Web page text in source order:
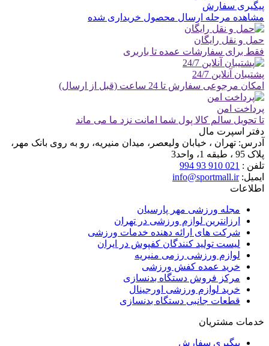
پیگیری سفارش
مشاهده مرحله ارسال محصول خریداری شده
حمل و نقل رایگان
فقط برای سفارشات عمده تا باربری
پشتیبان آنلاین 24/7
امکان مرجوعی سفارش تا 24 ساعت (قبل از ارسال)
پرداخت امن
تا تحویل سالم کالا پول شما امانت نزد ما می ماند
دفتر اسپرت مال
آدرس: تهران ، خیابان ولیعصر، میدان منیریه، رو به روی بانک مهر،
پلاک 95 ، طبقه 1، واحد3
تلفن : 021 910 93 994
ایمیل:info@sportmall.ir
اطلاعات
مجله ورزشی مهر پارسیان
ارزانترین لوازم ورزشی در تهران
شرکت های ارائه دهنده خدمات ورزشی
لیست تولید کنندگان کفپوش در ایران
لوازم ورزشی رزمی منیریه
خرید عمده کفش ورزشی
مرکز فروش دستگاه بدنسازی
خرید لوازم ورزشی اورجینال
قطعات جانبی دستگاه بدنسازی
خدمات مشتریان
پیگیری سفارش